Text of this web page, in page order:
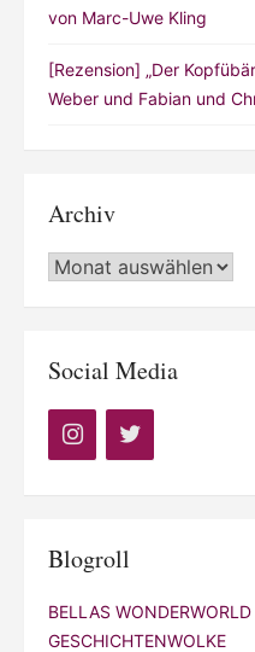
von Marc-Uwe Kling
[Rezension] „Der
Weber und Fabian und
Archiv
Archiv
Social Media
Blogroll
BELLAS WONDERWORLD
GESCHICHTENWOLKE